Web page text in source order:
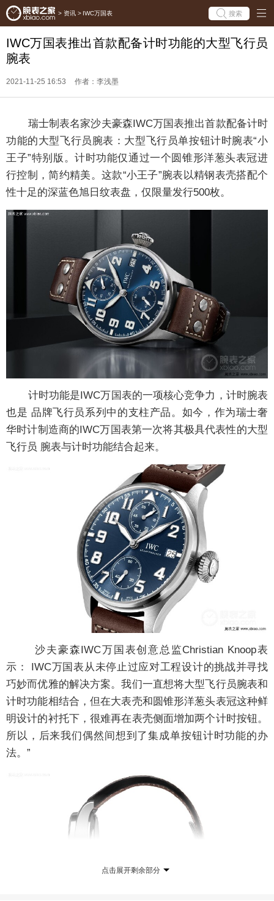
> 资讯 > IWC万国表 搜索
IWC万国表推出首款配备计时功能的大型飞行员
腕表
2021-11-25 16:53 作者：李浅墨
瑞士制表名家沙夫豪森IWC万国表推出首款配备计时
功能的大型飞行员腕表：大型飞行员单按钮计时腕表“小
王子”特别版。计时功能仅通过一个圆锥形洋葱头表冠进
行控制，简约精美。这款“小王子”腕表以精钢表壳搭配个
性十足的深蓝色旭日纹表盘，仅限量发行500枚。
计时功能是IWC万国表的一项核心竞争力，计时腕表
也是 品牌飞行员系列中的支柱产品。如今，作为瑞士奢
华时计制造商的IWC万国表第一次将其极具代表性的大型
飞行员 腕表与计时功能结合起来。
沙夫豪森IWC万国表创意总监Christian Knoop表
示： IWC万国表从未停止过应对工程设计的挑战并寻找
巧妙而优雅的解决方案。我们一直想将大型飞行员腕表和
计时功能相结合，但在大表壳和圆锥形洋葱头表冠这种鲜
明设计的衬托下，很难再在表壳侧面增加两个计时按钮。
所以，后来我们偶然间想到了集成单按钮计时功能的办
法。”
点击展开剩余部分